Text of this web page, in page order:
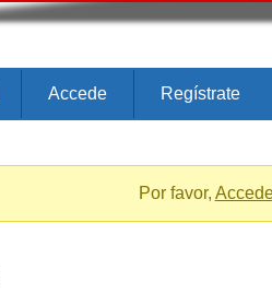
Accede Regístrate
Por favor,